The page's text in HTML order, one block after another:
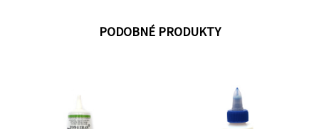
PODOBNÉ PRODUKTY